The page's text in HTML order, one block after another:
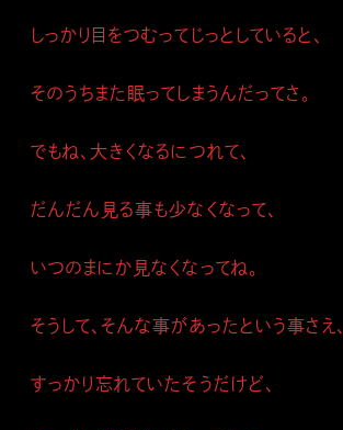
しっかり目をつむってじっとしていると、
そのうちまた眠ってしまうんだってさ。
でもね、大きくなるにつれて、
だんだん見る事も少なくなって、
いつのまにか見なくなってね。
そうして、そんな事があったという事さえ、
すっかり忘れていたそうだけど、